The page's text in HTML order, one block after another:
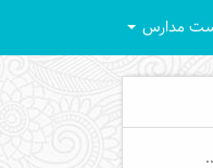
مدارس